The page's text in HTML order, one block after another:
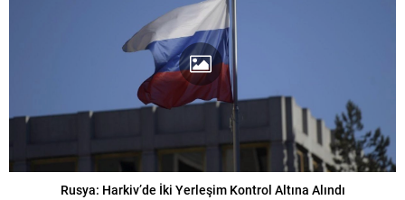
Rusya: Harkiv’de İki Yerleşim Kontrol Altına Alındı